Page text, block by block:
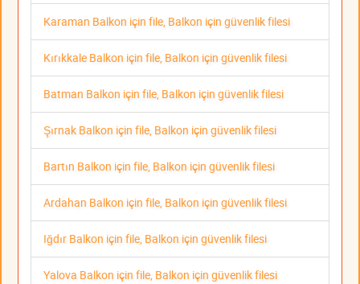
Karaman Balkon için file, Balkon için güvenlik filesi
Kırıkkale Balkon için file, Balkon için güvenlik filesi
Batman Balkon için file, Balkon için güvenlik filesi
Şırnak Balkon için file, Balkon için güvenlik filesi
Bartın Balkon için file, Balkon için güvenlik filesi
Ardahan Balkon için file, Balkon için güvenlik filesi
Iğdır Balkon için file, Balkon için güvenlik filesi
Yalova Balkon için file, Balkon için güvenlik filesi